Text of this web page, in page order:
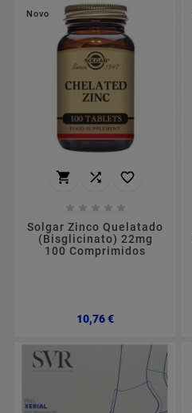
Novo
  
    
Solgar Zinco Quelatado
(Bisglicinato) 22mg
100 Comprimidos
10,76 €Preço